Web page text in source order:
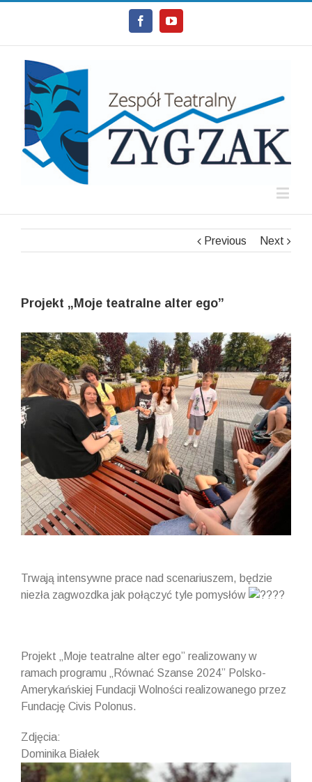
FacebookYoutube
Previous Next
Projekt „Moje teatralne alter ego”
View
Larger
Image
Trwają intensywne prace nad scenariuszem, będzie
niezła zagwozdka jak połączyć tyle pomysłów
Projekt „Moje teatralne alter ego” realizowany w
ramach programu „Równać Szanse 2024” Polsko-
Amerykańskiej Fundacji Wolności realizowanego przez
Fundację Civis Polonus.
Zdjęcia:
Dominika Białek